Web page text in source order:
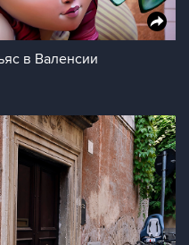
в Валенсии